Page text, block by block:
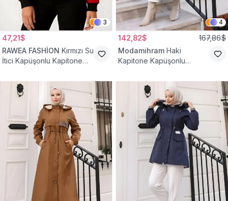
3
47,21$
RAWEA FASHİON Kırmızı Su
İtici Kapüşonlu Kapitone
4
142,82$ 167,86$
Modamihram Haki
Kapitone Kapüşonlu